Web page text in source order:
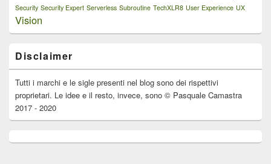
Security Security Expert Serverless Subroutine TechXLR8 User Experience UX
Vision
Disclaimer
Tutti i marchi e le sigle presenti nel blog sono dei rispettivi
proprietari. Le idee e il resto, invece, sono © Pasquale Camastra
2017 - 2020